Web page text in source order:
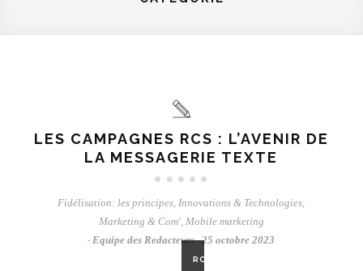
LES CAMPAGNES RCS : L’AVENIR DE
LA MESSAGERIE TEXTE
Fidélisation: les principes,Innovations & Technologies,
Marketing & Com', Mobile marketing
- Equipe des Redacteurs - 25 octobre 2023
RCS